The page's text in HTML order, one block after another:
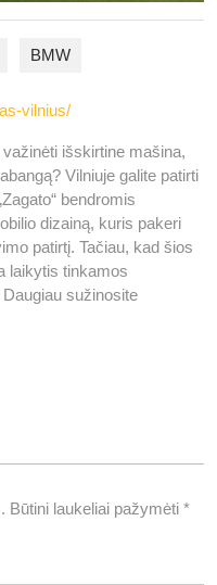
BMW
vilnius/
išskirtine mašina,
Vilniuje galite patirti
bendromis
dizainą, kuris pakeri
patirtį. Tačiau, kad šios
laikytis tinkamos
sužinosite
Būtini laukeliai pažymėti *